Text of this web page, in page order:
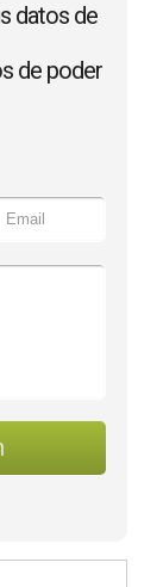
datos de
de poder